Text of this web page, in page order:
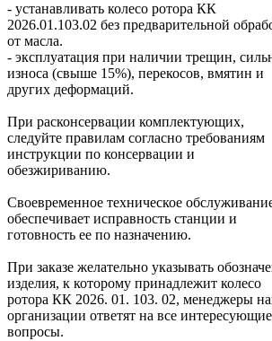
- устанавливать колесо ротора КК
2026.01.103.02 без предварительной
от масла.
- эксплуатация при наличии трещин,
износа (свыше 15%), перекосов, вмятин и
других деформаций.
При расконсервации комплектующих,
следуйте правилам согласно требованиям
инструкции по консервации и
обезжириванию.
Своевременное техническое
обеспечивает исправность станции и
готовность ее по назначению.
При заказе желательно указывать
изделия, к которому принадлежит колесо
ротора КК 2026. 01. 103. 02, менеджеры
организации ответят на все
вопросы.